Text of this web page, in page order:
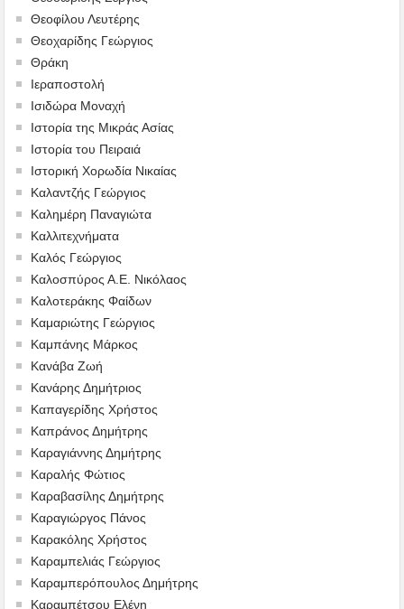
Θεοφίλου Λευτέρης
Θεοχαρίδης Γεώργιος
Θράκη
Ιεραποστολή
Ισιδώρα Μοναχή
Ιστορία της Μικράς Ασίας
Ιστορία του Πειραιά
Ιστορική Χορωδία Νικαίας
Καλαντζής Γεώργιος
Καλημέρη Παναγιώτα
Καλλιτεχνήματα
Καλός Γεώργιος
Καλοσπύρος Α.Ε. Νικόλαος
Καλοτεράκης Φαίδων
Καμαριώτης Γεώργιος
Καμπάνης Μάρκος
Κανάβα Ζωή
Κανάρης Δημήτριος
Καπαγερίδης Χρήστος
Καπράνος Δημήτρης
Καραγιάννης Δημήτρης
Καραλής Φώτιος
Καραβασίλης Δημήτρης
Καραγιώργος Πάνος
Καρακόλης Χρήστος
Καραμπελιάς Γεώργιος
Καραμπερόπουλος Δημήτρης
Καραμπέτσου Ελένη